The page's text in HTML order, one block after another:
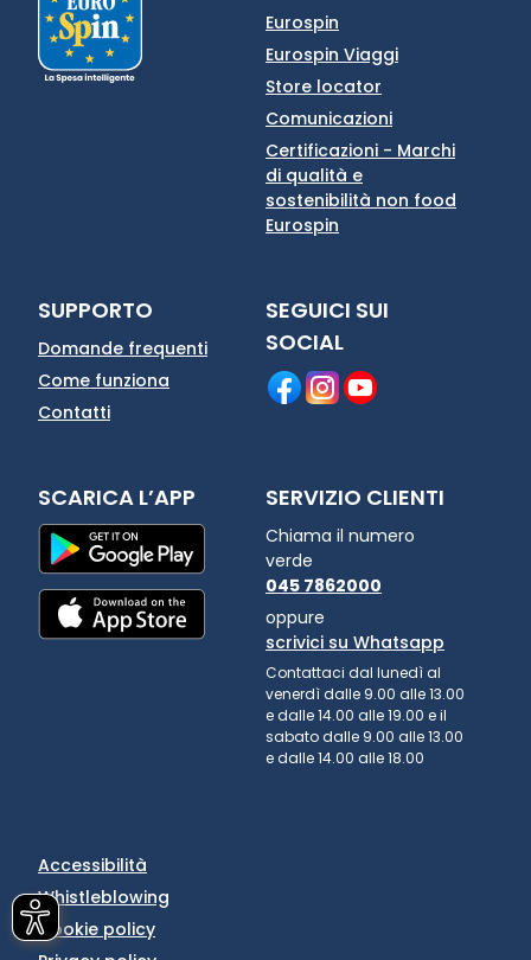
Eurospin
Eurospin Viaggi
Store locator
Comunicazioni
Certificazioni - Marchi
di qualità e
sostenibilità non food
Eurospin
SUPPORTO
Domande frequenti
Come funziona
Contatti
SEGUICI SUI
SOCIAL
SCARICA L’APP SERVIZIO CLIENTI
Chiama il numero
verde
045 7862000
oppure
scrivici su Whatsapp
Contattaci dal lunedì al
venerdì dalle 9.00 alle 13.00
e dalle 14.00 alle 19.00 e il
sabato dalle 9.00 alle 13.00
e dalle 14.00 alle 18.00
Accessibilità
Whistleblowing
Cookie policy